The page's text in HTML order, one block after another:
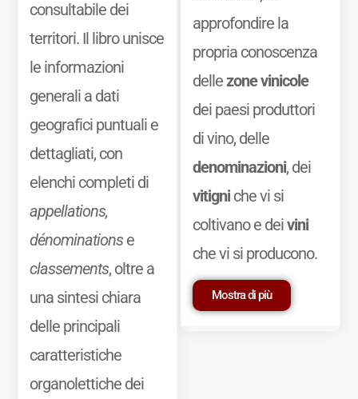
consultabile dei
territori. Il libro unisce
le informazioni
generali a dati
geografici puntuali e
dettagliati, con
elenchi completi di
appellations,
dénominationse
classements, oltre a
una sintesi chiara
delle principali
caratteristiche
organolettiche dei
approfondire la
propria conoscenza
dellezone vinicole
dei paesi produttori
di vino, delle
denominazioni, dei
vitigniche vi si
coltivano e deivini
che vi si producono.
Mostra di più